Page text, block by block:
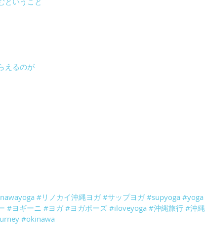
えるのが
#リノカイ沖縄ヨガ #サップヨガ #supyoga #yoga
#ヨギーニ #ヨガ #ヨガポーズ #iloveyoga #沖縄旅行 #沖縄
#okinawa